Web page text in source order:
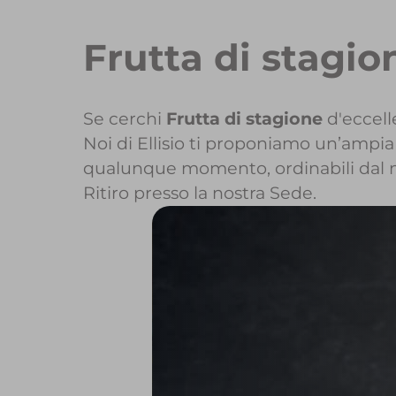
Frutta di
Se cerchi Frutta di stagione
Noi di Ellisio ti proponiamo
qualunque momento, ordinabili dal
Ritiro presso la nostra Sede.
Per maggiori
Per